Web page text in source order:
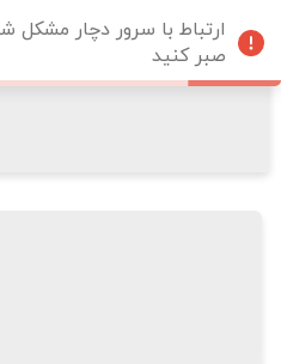
ارتباط با سرور دچار
صبر کنید